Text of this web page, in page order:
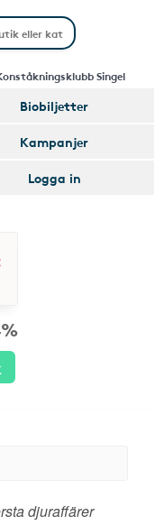
Singel
Biobiljetter
Kampanjer
Logga in
djuraffärer